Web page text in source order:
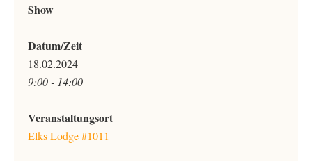
Show
Datum/Zeit
18.02.2024
9:00 - 14:00
Veranstaltungsort
Elks Lodge #1011